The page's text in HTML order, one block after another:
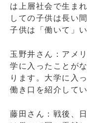
は上層社会で生ま
しての子供は長い
子供は「働いて」い
玉野井さん：アメ
学に入ったことが
ります。大学に入
働き口を紹介してい
藤田さん：戦後、